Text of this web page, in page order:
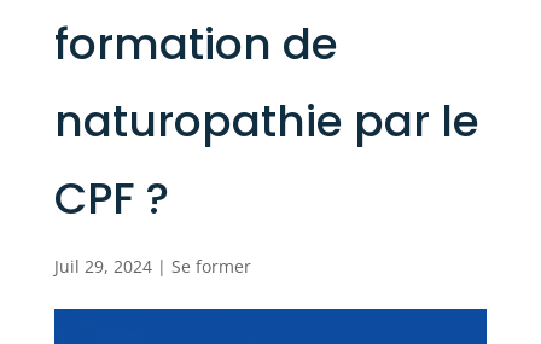
formation de
naturopathie par le
CPF ?
Juil 29, 2024| Se former